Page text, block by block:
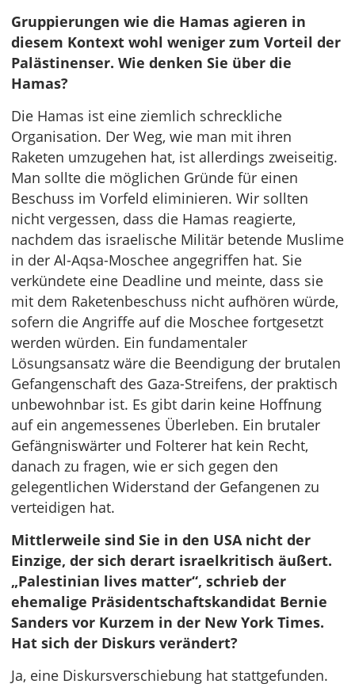
Gruppierungen wie die Hamas agieren in
diesem Kontext wohl weniger zum Vorteil der
Palästinenser. Wie denken Sie über die
Hamas?
Die Hamas ist eine ziemlich schreckliche
Organisation. Der Weg, wie man mit ihren
Raketen umzugehen hat, ist allerdings zweiseitig.
Man sollte die möglichen Gründe für einen
Beschuss im Vorfeld eliminieren. Wir sollten
nicht vergessen, dass die Hamas reagierte,
nachdem das israelische Militär betende Muslime
in der Al-Aqsa-Moschee angegriffen hat. Sie
verkündete eine Deadline und meinte, dass sie
mit dem Raketenbeschuss nicht aufhören würde,
sofern die Angriffe auf die Moschee fortgesetzt
werden würden. Ein fundamentaler
Lösungsansatz wäre die Beendigung der brutalen
Gefangenschaft des Gaza-Streifens, der praktisch
unbewohnbar ist. Es gibt darin keine Hoffnung
auf ein angemessenes Überleben. Ein brutaler
Gefängniswärter und Folterer hat kein Recht,
danach zu fragen, wie er sich gegen den
gelegentlichen Widerstand der Gefangenen zu
verteidigen hat.
Mittlerweile sind Sie in den USA nicht der
Einzige, der sich derart israelkritisch äußert.
„Palestinian lives matter“, schrieb der
ehemalige Präsidentschaftskandidat Bernie
Sanders vor Kurzem in der New York Times.
Hat sich der Diskurs verändert?
Ja, eine Diskursverschiebung hat stattgefunden.